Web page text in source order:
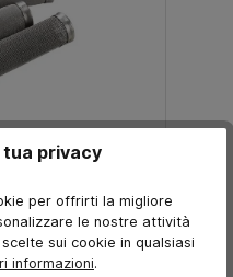
tua privacy
per offrirti la migliore
le nostre attività
sui cookie in qualsiasi
informazioni.